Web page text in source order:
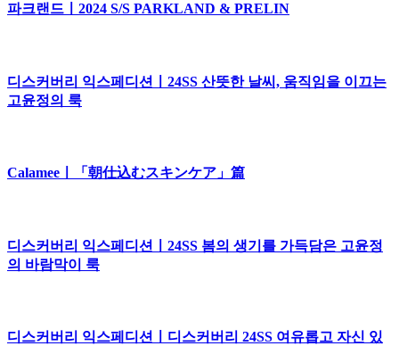
파크랜드ㅣ2024 S/S PARKLAND & PRELIN
디스커버리 익스페디션ㅣ24SS 산뜻한 날씨, 움직임을 이끄는
고윤정의 룩
Calameeㅣ「朝仕込むスキンケア」篇
디스커버리 익스페디션ㅣ24SS 봄의 생기를 가득담은 고윤정
의 바람막이 룩
디스커버리 익스페디션ㅣ디스커버리 24SS 여유롭고 자신 있